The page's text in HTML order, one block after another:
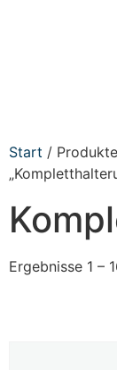
Start /
Ergebnisse 1 –